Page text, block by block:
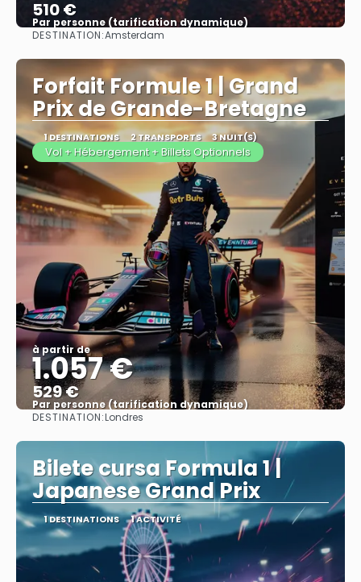
510 €
Par personne (tarification dynamique)
Afficher
DESTINATION:Amsterdam
Forfait Formule 1 | Grand
Prix de Grande-Bretagne
1 DESTINATIONS 2 TRANSPORTS 3 NUIT(S)
Vol + Hébergement + Billets Optionnels
à partir de
1.057 €
529 €
Par personne (tarification dynamique)
DESTINATION:Londres
Bilete cursa Formula 1 |
Japanese Grand Prix
1 DESTINATIONS 1 ACTIVITÉ